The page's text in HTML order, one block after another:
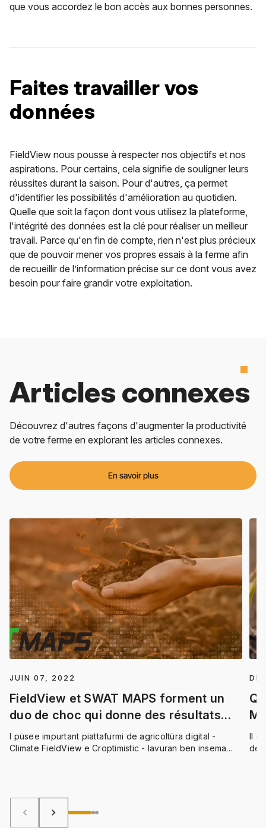
que vous accordez le bon accès aux bonnes personnes.
Faites travailler vos
données
FieldView nous pousse à respecter nos objectifs et nos
aspirations. Pour certains, cela signifie de souligner leurs
réussites durant la saison. Pour d'autres, ça permet
d'identifier les possibilités d'amélioration au quotidien.
Quelle que soit la façon dont vous utilisez la plateforme,
l'intégrité des données est la clé pour réaliser un meilleur
travail. Parce qu'en fin de compte, rien n'est plus précieux
que de pouvoir mener vos propres essais à la ferme afin
de recueillir de l’information précise sur ce dont vous avez
besoin pour faire grandir votre exploitation.
Articles connexes
Découvrez d'autres façons d'augmenter la productivité
de votre ferme en explorant les articles connexes.
En savoir plus
JUIN 07, 2022
FieldView et SWAT MAPS forment un
duo de choc qui donne des résultats
époustouflants
I püsee impurtant piattafurmi de agricoltüra digital -
Climate FieldView e Croptimistic - lavuran ben insema
Q
Il
de
keyboard_arrow_left keyboard_arrow_right